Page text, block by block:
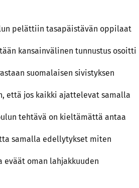
pelättiin tasapäistävän oppilaat
kansainvälinen tunnustus osoitti
suomalaisen sivistyksen
että jos kaikki ajattelevat samalla
tehtävä on kieltämättä antaa
samalla edellytykset miten
eväät oman lahjakkuuden